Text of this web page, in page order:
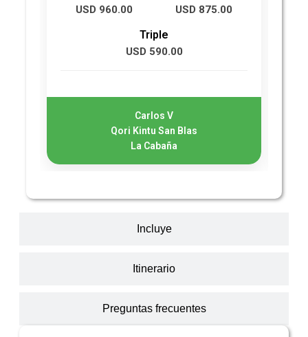
Incluye
Itinerario
Preguntas frecuentes
USD 960.00 USD 875.00
Triple
USD 590.00
Carlos V
Qori Kintu San Blas
La Cabaña